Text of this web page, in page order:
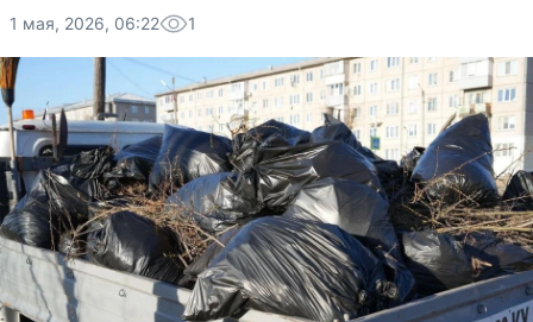
1 мая, 2026, 06:22 1